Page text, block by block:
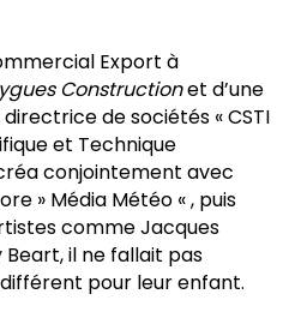
Export à
Constructionet d’une
de sociétés « CSTI
et Technique
conjointement avec
» Média Météo « , puis
comme Jacques
Beart, il ne fallait pas
pour leur enfant.